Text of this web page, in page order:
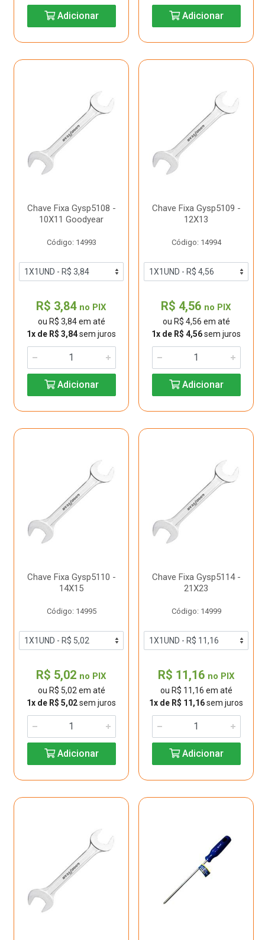
Adicionar Adicionar
Chave Fixa Gysp5108 -
10X11 Goodyear
Código: 14993
R$ 3,84 no PIX
ou R$ 3,84 em até
1x de R$ 3,84sem juros
Adicionar
Chave Fixa Gysp5109 -
12X13
Código: 14994
R$ 4,56 no PIX
ou R$ 4,56 em até
1x de R$ 4,56sem juros
Adicionar
Chave Fixa Gysp5110 -
14X15
Código: 14995
R$ 5,02 no PIX
ou R$ 5,02 em até
1x de R$ 5,02sem juros
Adicionar
Chave Fixa Gysp5114 -
21X23
Código: 14999
R$ 11,16 no PIX
ou R$ 11,16 em até
1x de R$ 11,16sem juros
Adicionar